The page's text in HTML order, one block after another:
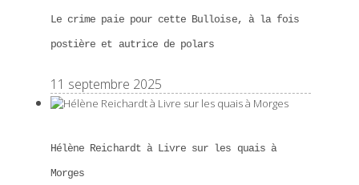
Le crime paie pour cette Bulloise, à la fois
postière et autrice de polars
11 septembre 2025
Hélène Reichardt à Livre sur les quais à
Morges